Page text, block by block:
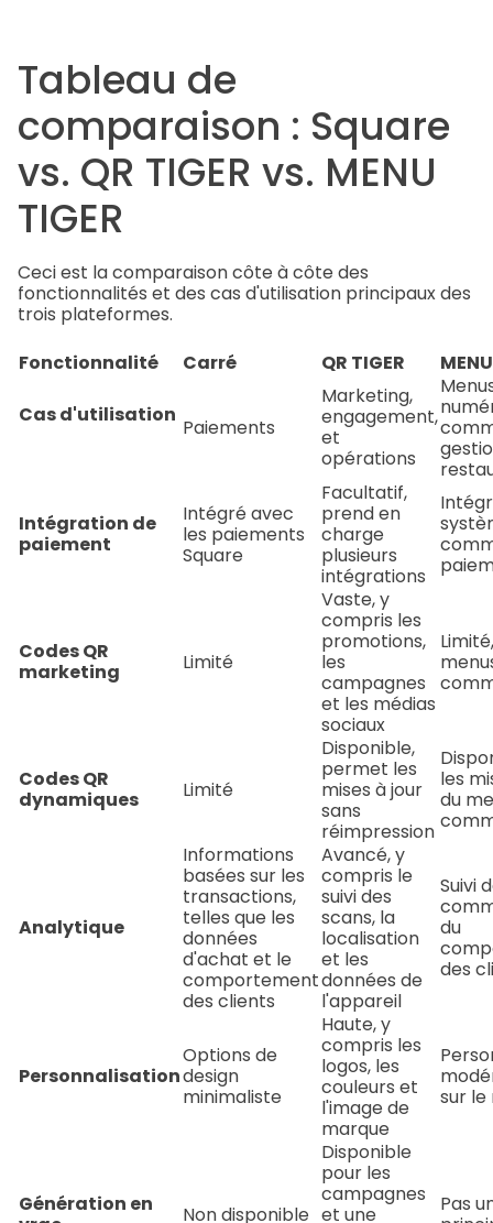
Tableau de
comparaison : Square
vs. QR TIGER vs. MENU
TIGER
Ceci est la comparaison côte à côte des
fonctionnalités et des cas d'utilisation principaux des
trois plateformes.
Fonctionnalité
Carré QR TIGER
Cas d'utilisation
Paiements
Marketing,
engagement,
et
opérations
Intégration de
paiement
Intégré avec
les paiements
Square
Facultatif,
prend en
charge
plusieurs
intégrations
Codes QR
marketing
Limité
Vaste, y
compris les
promotions,
les
campagnes
et les médias
sociaux
Codes QR
dynamiques
Limité
Disponible,
permet les
mises à jour
sans
réimpression
les
du
Analytique
Informations
basées sur les
transactions,
telles que les
données
d'achat et le
comportement
des clients
Avancé, y
compris le
suivi des
scans, la
localisation
et les
données de
l'appareil
Suivi
du
des
Personnalisation
Options de
design
minimaliste
Haute, y
compris les
logos, les
couleurs et
l'image de
marque
sur le
Génération en
Non disponible
Disponible
pour les
campagnes
et une
Pas